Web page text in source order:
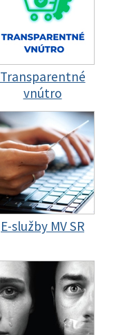
Transparentné
vnútro
E-služby MV SR